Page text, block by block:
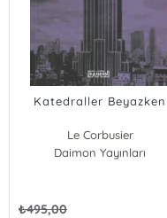
Katedraller Beyazken
Le Corbusier
Daimon Yayınları
₺495,00